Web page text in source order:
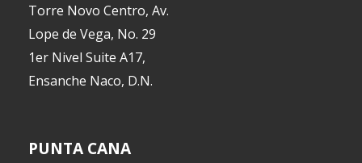
Torre Novo Centro, Av.
Lope de Vega, No. 29
1er Nivel Suite A17,
Ensanche Naco, D.N.
PUNTA CANA